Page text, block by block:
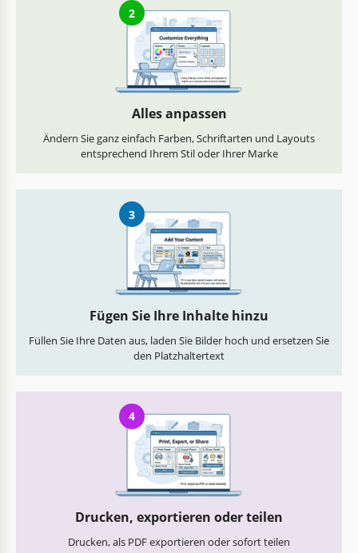
2
Alles anpassen
Ändern Sie ganz einfach Farben, Schriftarten und Layouts
entsprechend Ihrem Stil oder Ihrer Marke
3
Fügen Sie Ihre Inhalte hinzu
Füllen Sie Ihre Daten aus, laden Sie Bilder hoch und ersetzen Sie
den Platzhaltertext
4
Drucken, exportieren oder teilen
Drucken, als PDF exportieren oder sofort teilen